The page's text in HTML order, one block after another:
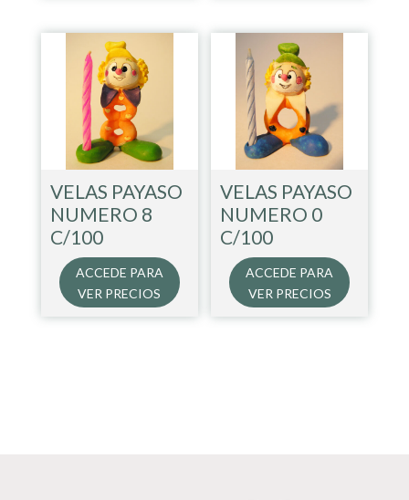
VELAS PAYASO
NUMERO 8
C/100
ACCEDE PARA
VER PRECIOS
VELAS PAYASO
NUMERO 0
C/100
ACCEDE PARA
VER PRECIOS